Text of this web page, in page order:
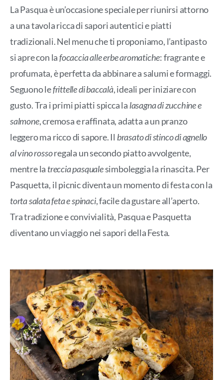
La Pasqua è un’occasione speciale per riunirsi attorno
a una tavola ricca di sapori autentici e piatti
tradizionali. Nel menu che ti proponiamo, l’antipasto
si apre con lafocaccia alle erbe aromatiche: fragrante e
profumata, è perfetta da abbinare a salumi e formaggi.
Seguono lefrittelle di baccalà, ideali per iniziare con
gusto. Tra i primi piatti spicca la lasagna di zucchine e
salmone, cremosa e raffinata, adatta a un pranzo
leggero ma ricco di sapore. Il brasato di stinco di agnello
al vino rossoregala un secondo piatto avvolgente,
mentre la treccia pasqualesimboleggia la rinascita. Per
Pasquetta, il picnic diventa un momento di festa con la
torta salata feta e spinaci, facile da gustare all’aperto.
Tra tradizione e convivialità, Pasqua e Pasquetta
diventano un viaggio nei sapori della Festa.